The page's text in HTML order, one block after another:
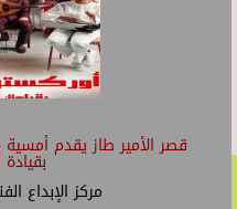
قصر الأمير طاز يقدم أمسية
مركز الإبداع